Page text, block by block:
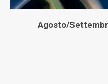
Agosto/